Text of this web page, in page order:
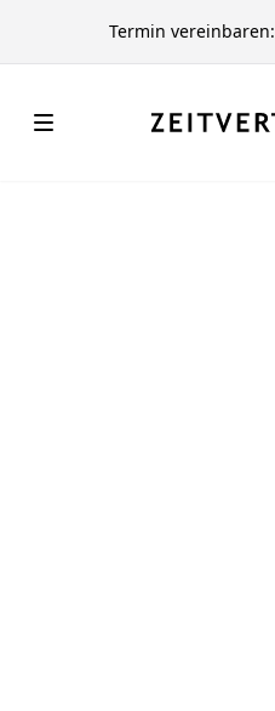
Termin vereinbaren: